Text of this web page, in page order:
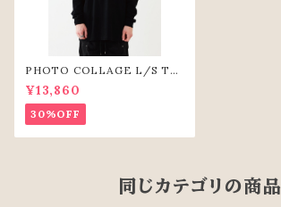
PHOTO COLLAGE L/S TE
E(BLK)
¥13,860
30%OFF
同じカテゴリの商品